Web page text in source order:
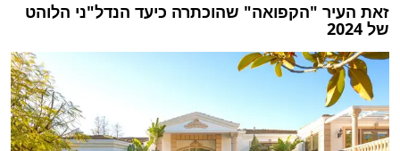
זאת העיר "הקפואה" שהוכתרה כיעד הנדל"ני הלוהט
של 2024